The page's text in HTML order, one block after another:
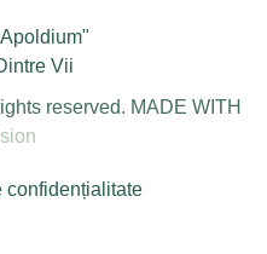
Vii
reserved. MADE WITH
confidențialitate